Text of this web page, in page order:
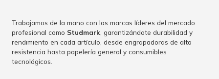
Trabajamos de la mano con las marcas líderes del mercado
profesional como Studmark , garantizándote durabilidad y
rendimiento en cada artículo, desde engrapadoras de alta
resistencia hasta papelería general y consumibles
tecnológicos.